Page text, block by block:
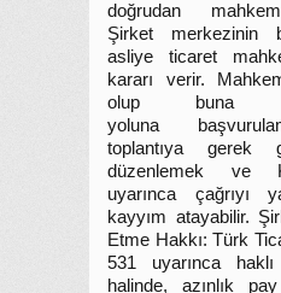
doğrudan
Şirket merkezinin
asliye ticaret
kararı verir.
olup buna
yoluna
toplantıya gerek
düzenlemek ve
uyarınca çağrıyı
kayyım atayabilir.
Etme Hakkı: Türk
531 uyarınca haklı
halinde, azınlık